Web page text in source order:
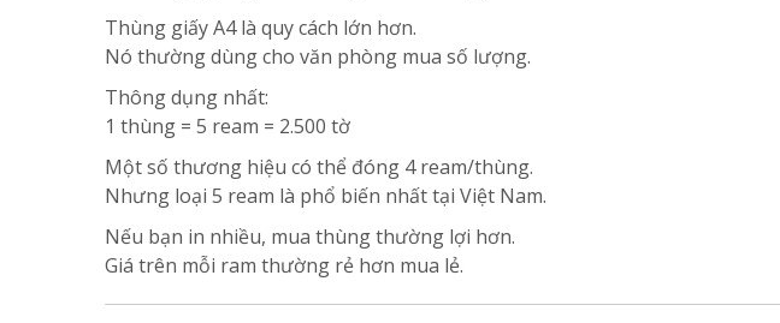
Thùng giấy A4 là quy cách lớn hơn.
Nó thường dùng cho văn phòng mua số lượng.
Thông dụng nhất:
1 thùng = 5 ream = 2.500 tờ
Một số thương hiệu có thể đóng 4 ream/thùng.
Nhưng loại 5 ream là phổ biến nhất tại Việt Nam.
Nếu bạn in nhiều, mua thùng thường lợi hơn.
Giá trên mỗi ram thường rẻ hơn mua lẻ.